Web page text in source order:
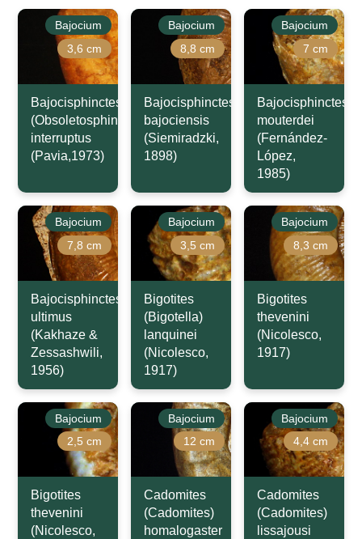
Bajocium
3,6 cm
Bajocisphinctes
(Obsoletosphinctes)
interruptus
(Pavia,1973)
Bajocium
8,8 cm
Bajocisphinctes
bajociensis
(Siemiradzki,
1898)
Bajocium
7 cm
Bajocisphinctes
mouterdei
(Fernández-
López,
1985)
Bajocium
7,8 cm
Bajocisphinctes
ultimus
(Kakhaze &
Zessashwili,
1956)
Bajocium
3,5 cm
Bigotites
(Bigotella)
lanquinei
(Nicolesco,
1917)
Bajocium
8,3 cm
Bigotites
thevenini
(Nicolesco,
1917)
Bajocium
2,5 cm
Bigotites
thevenini
(Nicolesco,
Bajocium
12 cm
Cadomites
(Cadomites)
homalogaster
Bajocium
4,4 cm
Cadomites
(Cadomites)
lissajousi